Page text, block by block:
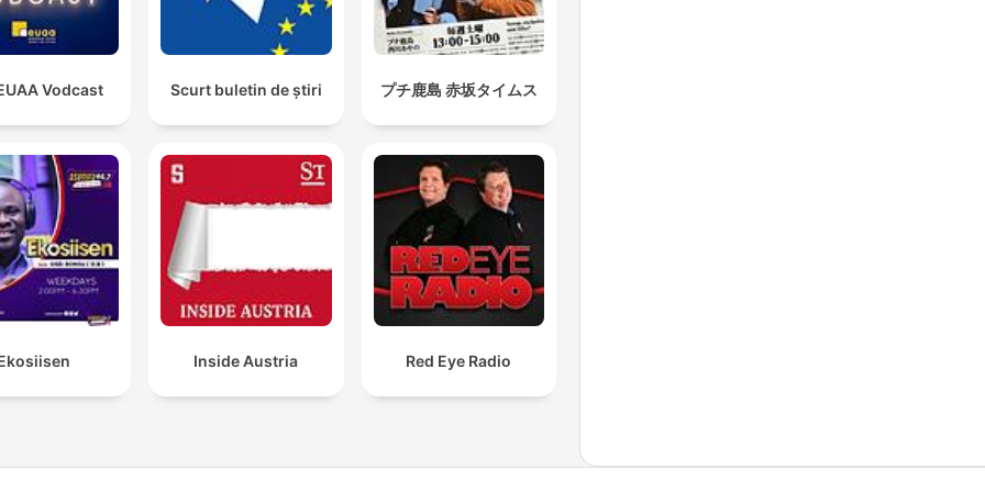
Vodcast Scurt buletin de știri プチ鹿島 赤坂タイムス
Inside Austria Red Eye Radio